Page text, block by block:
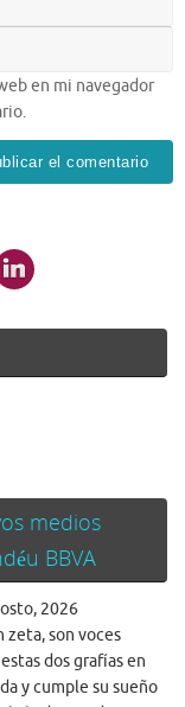
en mi navegador
medios
BBVA
2026
zeta, son voces
dos grafías en
y cumple su sueño